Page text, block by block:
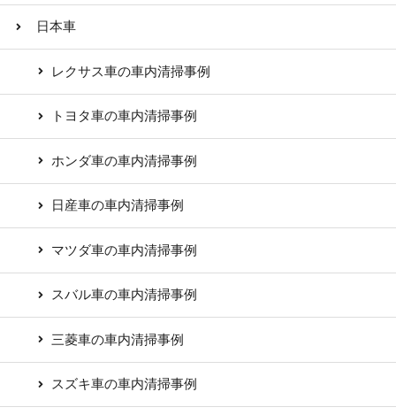
日本車
レクサス車の車内清掃事例
トヨタ車の車内清掃事例
ホンダ車の車内清掃事例
日産車の車内清掃事例
マツダ車の車内清掃事例
スバル車の車内清掃事例
三菱車の車内清掃事例
スズキ車の車内清掃事例